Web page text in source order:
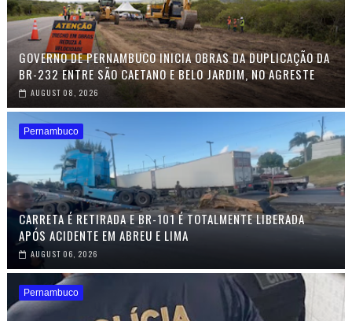
GOVERNO DE PERNAMBUCO INICIA OBRAS DA DUPLICAÇÃO DA
BR-232 ENTRE SÃO CAETANO E BELO JARDIM, NO AGRESTE
AUGUST 08, 2026
Pernambuco
CARRETA É RETIRADA E BR-101 É TOTALMENTE LIBERADA
APÓS ACIDENTE EM ABREU E LIMA
AUGUST 06, 2026
Pernambuco